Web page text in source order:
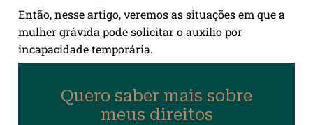
Então, nesse artigo, veremos as situações em que a
mulher grávida pode solicitar o auxílio por
incapacidade temporária.
Quero saber mais sobre
meus direitos